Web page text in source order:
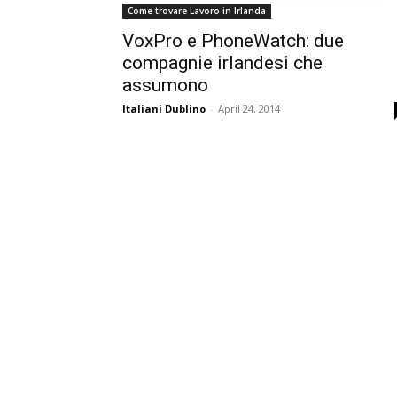
Come trovare Lavoro in Irlanda
VoxPro e PhoneWatch: due
compagnie irlandesi che
assumono
Italiani Dublino - April 24, 2014